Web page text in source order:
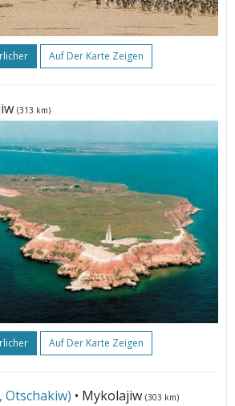
Auf Der Karte Zeigen
(313 km)
Auf Der Karte Zeigen
• Mykolajiw (303 km)